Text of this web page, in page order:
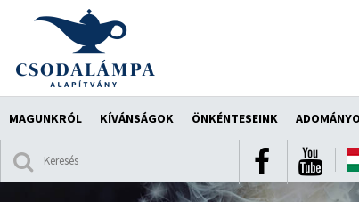
MAGUNKRÓL KÍVÁNSÁGOK ÖNKÉNTESEINK